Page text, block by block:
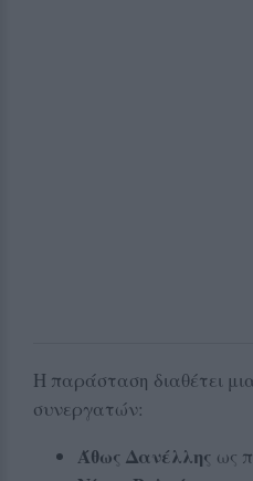
Η παράσταση διαθέτει
συνεργατών:
Άθως Δανέλλης ως